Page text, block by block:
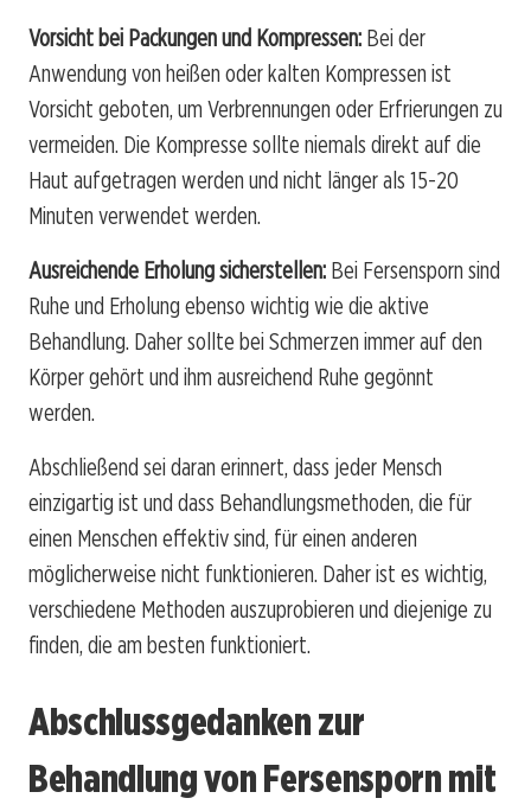
Vorsicht bei Packungen und Kompressen: Bei der
Anwendung von heißen oder kalten Kompressen ist
Vorsicht geboten, um Verbrennungen oder Erfrierungen zu
vermeiden. Die Kompresse sollte niemals direkt auf die
Haut aufgetragen werden und nicht länger als 15-20
Minuten verwendet werden.
Ausreichende Erholung sicherstellen: Bei Fersensporn sind
Ruhe und Erholung ebenso wichtig wie die aktive
Behandlung. Daher sollte bei Schmerzen immer auf den
Körper gehört und ihm ausreichend Ruhe gegönnt
werden.
Abschließend sei daran erinnert, dass jeder Mensch
einzigartig ist und dass Behandlungsmethoden, die für
einen Menschen effektiv sind, für einen anderen
möglicherweise nicht funktionieren. Daher ist es wichtig,
verschiedene Methoden auszuprobieren und diejenige zu
finden, die am besten funktioniert.
Abschlussgedanken zur
Behandlung von Fersensporn mit